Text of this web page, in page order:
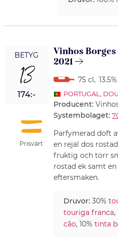
BETYG
13
174:-
Prisvärt
Vinhos
2021
75 cl,
PORTUGAL
Producent:
Systembolaget:
Parfymerad doft
en rejäl dos
fruktig och torr
rostad ek samt
eftersmaken.
Druvor:30%
touriga franca,
cão, 10% tinta